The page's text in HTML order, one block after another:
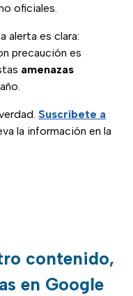
oficiales.
alerta es clara:
precaución es
amenazas
Suscríbete a
la información en la
contenido,
en Google